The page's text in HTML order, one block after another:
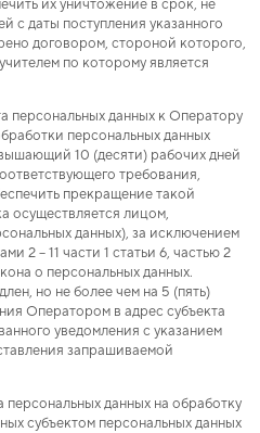
их уничтожение в срок, не
даты поступления указанного
договором, стороной которого,
по которому является
персональных данных к Оператору
персональных данных
10 (десяти) рабочих дней
требования,
прекращение такой
осуществляется лицом,
данных), за исключением
2 – 11 части 1 статьи 6, частью 2
о персональных данных.
но не более чем на 5 (пять)
Оператором в адрес субъекта
уведомления с указанием
запрашиваемой
персональных данных на обработку
субъектом персональных данных